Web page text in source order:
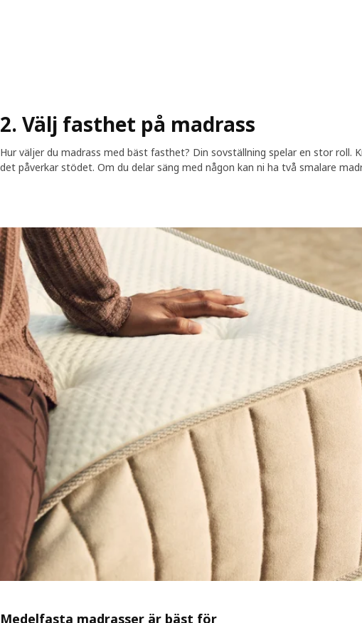
2. Välj fasthet på madrass
Hur väljer du madrass med bäst fasthet? Din sovställning spelar en stor roll.
det påverkar stödet. Om du delar säng med någon kan ni ha två smalare
Medelfasta madrasser är bäst för